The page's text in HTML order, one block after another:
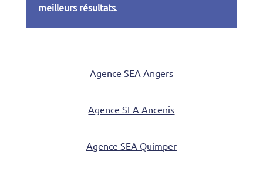
meilleurs résultats.
Agence SEA Angers
Agence SEA Ancenis
Agence SEA Quimper